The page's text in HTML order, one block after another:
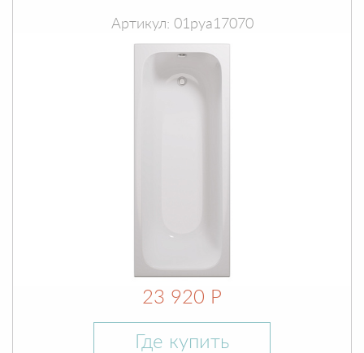
Артикул: 01руа17070
23 920 Р
Где купить